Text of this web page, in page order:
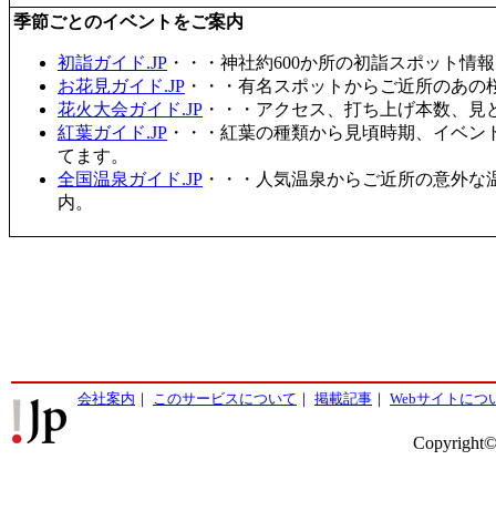
季節ごとのイベントをご案内
初詣ガイド.JP ・・・神社約600か所の初詣スポット情
お花見ガイド.JP ・・・有名スポットからご近所のあ
花火大会ガイド.JP ・・・アクセス、打ち上げ本数、
紅葉ガイド.JP ・・・紅葉の種類から見頃時期、イベ
てます。
全国温泉ガイド.JP ・・・人気温泉からご近所の意外
内。
会社案内 ｜ このサービスについて ｜ 掲載記事 ｜ Webサイトにつ